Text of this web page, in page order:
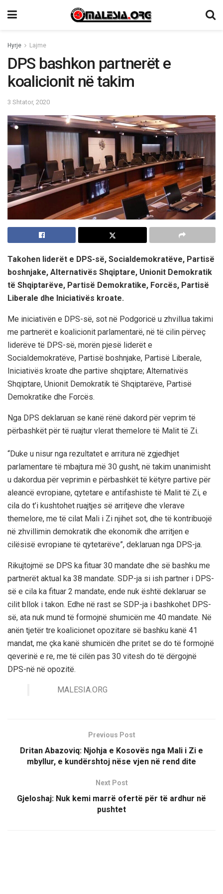
Hyrje Lajme
DPS bashkon partnerët e
koalicionit në takim
3 Shtator, 2020
Takohen liderët e DPS-së, Socialdemokratëve, Partisë
boshnjake, Alternativës Shqiptare, Unionit Demokratik
të Shqiptarëve, Partisë Demokratike, Forcës, Partisë
Liberale dhe Iniciativës kroate.
Me iniciativën e DPS-së, sot në Podgoricë u zhvillua takimi
me partnerët e koalicionit parlamentarë, në të cilin përveç
liderëve të DPS-së, morën pjesë liderët e
Socialdemokratëve, Partisë boshnjake, Partisë Liberale,
Iniciativës kroate dhe partive shqiptare; Alternativës
Shqiptare, Unionit Demokratik të Shqiptarëve, Partisë
Demokratike dhe Forcës.
Nga DPS deklaruan se kanë rënë dakord për veprim të
përbashkët për të ruajtur vlerat themelore të Malit të Zi.
“Duke u nisur nga rezultatet e arritura në zgjedhjet
parlamentare të mbajtura më 30 gusht, në takim unanimisht
u dakordua për veprimin e përbashkët të këtyre partive për
aleancë evropiane, qytetare e antifashiste të Malit të Zi, e
cila do t’i kushtohet ruajtjes së arritjeve dhe vlerave
themelore, me të cilat Mali i Zi njihet sot, dhe të kontribuojë
në zhvillimin demokratik dhe ekonomik dhe arritjen e
cilësisë evropiane të qytetarëve”, deklaruan nga DPS-ja.
Rikujtojmë se DPS ka fituar 30 mandate dhe së bashku me
partnerët aktual ka 38 mandate. SDP-ja si ish partner i DPS-
së e cila ka fituar 2 mandate, ende nuk është deklaruar se
cilit bllok i takon. Edhe në rast se SDP-ja i bashkohet DPS-
së, ata nuk mund të formojnë shumicën me 40 mandate. Në
anën tjetër tre koalicionet opozitare së bashku kanë 41
mandat, me çka kanë shumicën dhe pritet se do të formojnë
qeverinë e re, me të cilën pas 30 vitesh do të dërgojnë
DPS-në në opozitë.
MALESIA.ORG
Previous Post
Dritan Abazoviq: Njohja e Kosovës nga Mali i Zi e
mbyllur, e kundërshtoj nëse vjen në rend dite
Next Post
Gjeloshaj: Nuk kemi marrë ofertë për të ardhur në
pushtet